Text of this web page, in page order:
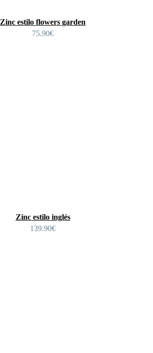
Zinc estilo flowers garden
75.90€
Zinc estilo inglés
139.90€